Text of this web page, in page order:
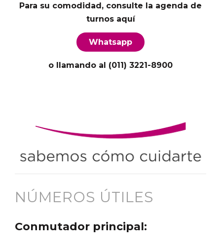
Para su comodidad, consulte la agenda de
turnos aquí
Whatsapp
o llamando al (011) 3221-8900
NÚMEROS ÚTILES
Conmutador principal: